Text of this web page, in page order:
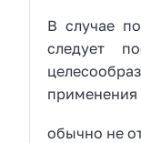
В случае
следует
применения
обычно не